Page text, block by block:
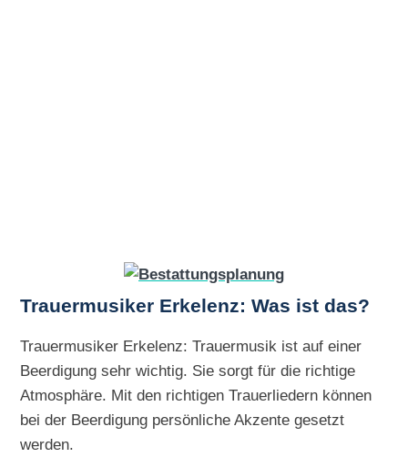
Trauermusiker Erkelenz: Was ist das?
Trauermusiker Erkelenz: Trauermusik ist auf einer
Beerdigung sehr wichtig. Sie sorgt für die richtige
Atmosphäre. Mit den richtigen Trauerliedern können
bei der Beerdigung persönliche Akzente gesetzt
werden.